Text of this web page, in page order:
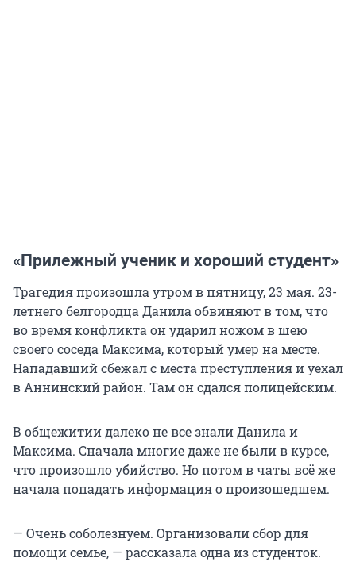
«Прилежный ученик и хороший студент»
Трагедия произошла утром в пятницу, 23 мая. 23-
летнего белгородца Данила обвиняют в том, что
во время конфликта он ударил ножом в шею
своего соседа Максима, который умер на месте.
Нападавший сбежал с места преступления и уехал
в Аннинский район. Там он сдался полицейским.
В общежитии далеко не все знали Данила и
Максима. Сначала многие даже не были в курсе,
что произошло убийство. Но потом в чаты всё же
начала попадать информация о произошедшем.
— Очень соболезнуем. Организовали сбор для
помощи семье, — рассказала одна из студенток.